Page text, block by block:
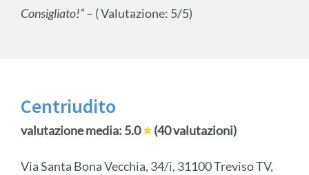
Consigliato!”– ( Valutazione: 5/5)
Centriudito
valutazione media: 5.0⭐(40 valutazioni)
Via Santa Bona Vecchia, 34/i, 31100 Treviso TV,